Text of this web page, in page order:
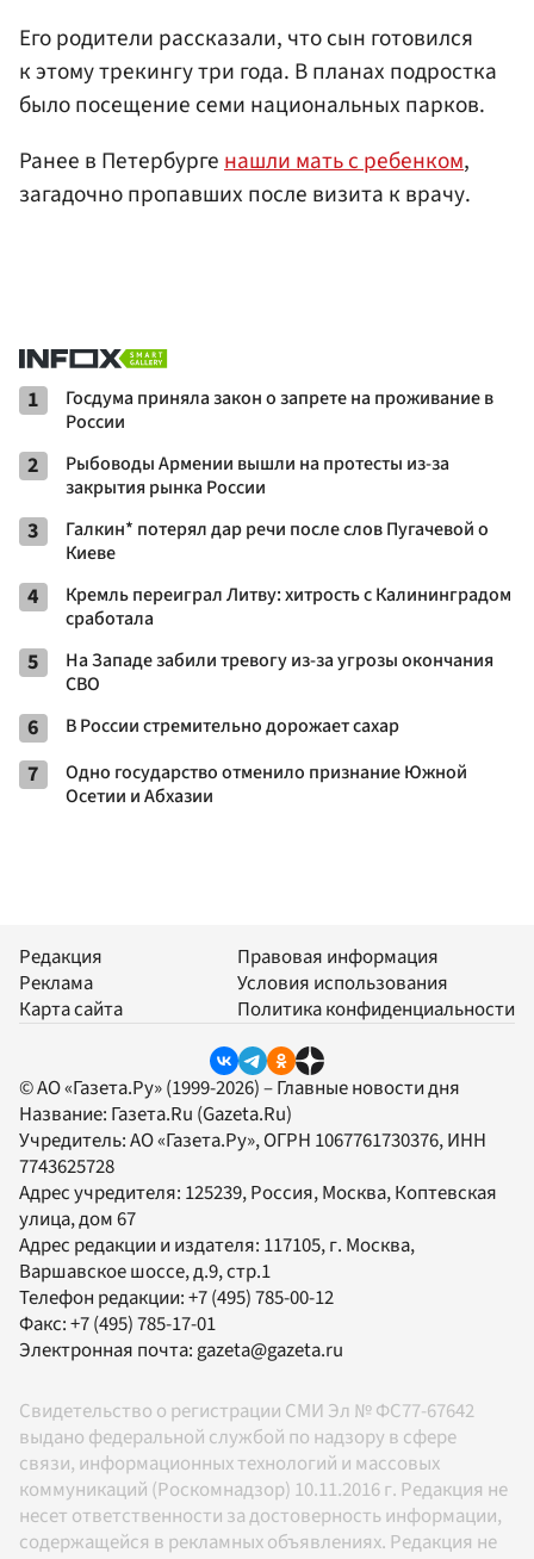
Его родители рассказали, что сын готовился
к этому трекингу три года. В планах подростка
было посещение семи национальных парков.
Ранее в Петербургенашли мать с ребенком,
загадочно пропавших после визита к врачу.
1
Госдума приняла закон о запрете на проживание в
России
2
Рыбоводы Армении вышли на протесты из-за
закрытия рынка России
3
Галкин* потерял дар речи после слов Пугачевой о
Киеве
4
Кремль переиграл Литву: хитрость с Калининградом
сработала
5
На Западе забили тревогу из-за угрозы окончания
СВО
6 В России стремительно дорожает сахар
7
Одно государство отменило признание Южной
Осетии и Абхазии
Редакция
Реклама
Карта сайта
Правовая информация
Условия использования
Политика конфиденциальности
© АО «Газета.Ру» (1999-2026) – Главные новости дня
Название: Газета.Ru (Gazeta.Ru)
Учредитель:АО «Газета.Ру», ОГРН 1067761730376, ИНН
7743625728
Адрес учредителя: 125239, Россия, Москва, Коптевская
улица, дом 67
Адрес редакции и издателя: 117105, г. Москва,
Варшавское шоссе, д.9, стр.1
Телефон редакции:+7 (495) 785-00-12
Факс:+7 (495) 785-17-01
Электронная почта:gazeta@gazeta.ru
Свидетельство о регистрации СМИ Эл № ФС77-67642
выдано федеральной службой по надзору в сфере
связи, информационных технологий и массовых
коммуникаций (Роскомнадзор) 10.11.2016 г. Редакция не
несет ответственности за достоверность информации,
содержащейся в рекламных объявлениях. Редакция не